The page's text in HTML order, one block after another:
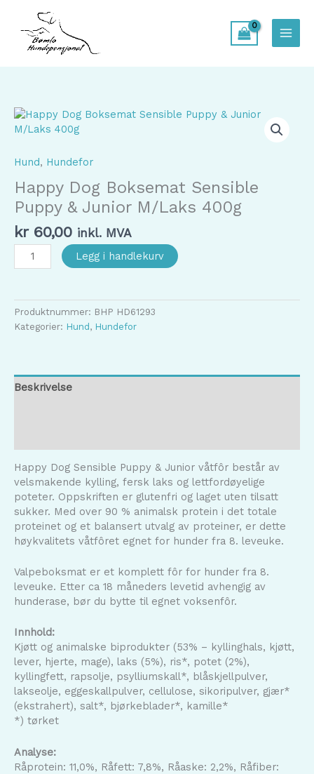
innholdet
Hund, Hundefor
Happy Dog Boksemat Sensible
Puppy & Junior M/Laks 400g
kr60,00 inkl. MVA
Happy
Dog
Puppy
&
antall
Legg i handlekurv
Produktnummer: BHP HD61293
Kategorier: Hund , Hundefor
Beskrivelse
Happy Dog Sensible Puppy & Junior våtfôr består av
velsmakende kylling, fersk laks og lettfordøyelige
poteter. Oppskriften er glutenfri og laget uten tilsatt
sukker. Med over 90 % animalsk protein i det totale
proteinet og et balansert utvalg av proteiner, er dette
høykvalitets våtfôret egnet for hunder fra 8. leveuke.
Valpeboksmat er et komplett fôr for hunder fra 8.
leveuke. Etter ca 18 måneders levetid avhengig av
hunderase, bør du bytte til egnet voksenfôr.
Innhold:
Kjøtt og animalske biprodukter (53% – kyllinghals, kjøtt,
lever, hjerte, mage), laks (5%), ris*, potet (2%),
kyllingfett, rapsolje, psylliumskall*, blåskjellpulver,
lakseolje, eggeskallpulver, cellulose, sikoripulver, gjær*
(ekstrahert), salt*, bjørkeblader*, kamille*
*) tørket
Analyse:
Råprotein: 11,0%, Råfett: 7,8%, Råaske: 2,2%, Råfiber: